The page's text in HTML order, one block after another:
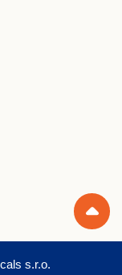
s.r.o.